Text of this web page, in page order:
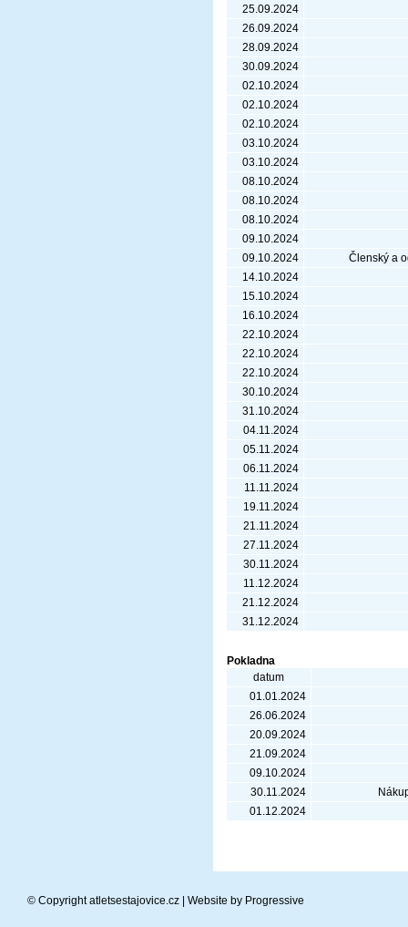
25.09.2024
26.09.2024
28.09.2024
30.09.2024
02.10.2024
02.10.2024
02.10.2024
03.10.2024
03.10.2024
08.10.2024
08.10.2024
08.10.2024
09.10.2024
09.10.2024
Členský a
14.10.2024
15.10.2024
16.10.2024
22.10.2024
22.10.2024
22.10.2024
30.10.2024
31.10.2024
04.11.2024
05.11.2024
06.11.2024
11.11.2024
19.11.2024
21.11.2024
27.11.2024
30.11.2024
11.12.2024
21.12.2024
31.12.2024
Pokladna
datum
01.01.2024
26.06.2024
20.09.2024
21.09.2024
09.10.2024
30.11.2024
01.12.2024
© Copyright atletsestajovice.cz | Website by Progressive